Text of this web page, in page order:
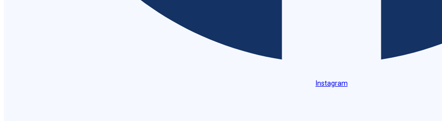
Instagram